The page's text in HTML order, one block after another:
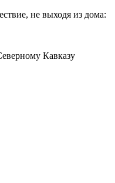
не выходя из дома:
Кавказу